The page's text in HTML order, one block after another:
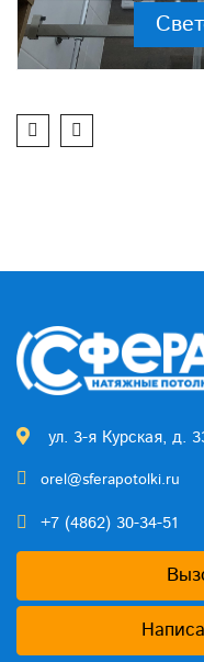
ул. 3-я Курская, д.
orel@sferapotolki.ru
+7 (4862) 30-34-51